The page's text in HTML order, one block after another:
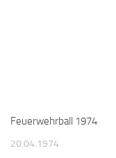
Feuerwehrball 1974
20.04.1974